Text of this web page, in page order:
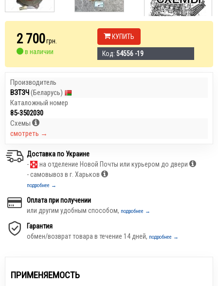
2 700грн.
в наличии
КУПИТЬ
Код: 54556 -19
Производитель
ВЗТЗЧ(Беларусь)
Каталожный номер
85-3502030
Схемы
смотреть →
Доставка по Украине
-
на отделение Новой Почты или курьером до двери
- самовывоз в г. Харьков
подробнее →
Оплата при получении
или другим удобным способом, подробнее →
Гарантия
обмен/возврат товара в течение 14 дней, подробнее →
ПРИМЕНЯЕМОСТЬ